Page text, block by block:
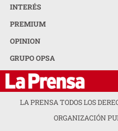
INTERÉS
PREMIUM
OPINION
GRUPO OPSA
LA PRENSA TODOS LOS
ORGANIZACIÓN